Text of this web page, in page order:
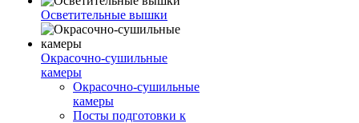
Осветительные вышки
Окрасочно-сушильные
камеры
Окрасочно-сушильные
камеры
Посты подготовки к